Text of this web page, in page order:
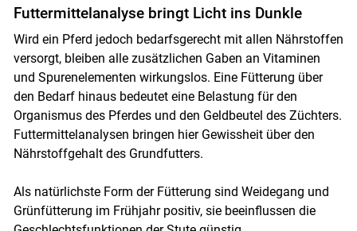
Futtermittelanalyse bringt Licht ins Dunkle
Wird ein Pferd jedoch bedarfsgerecht mit allen Nährstoffen
versorgt, bleiben alle zusätzlichen Gaben an Vitaminen
und Spurenelementen wirkungslos. Eine Fütterung über
den Bedarf hinaus bedeutet eine Belastung für den
Organismus des Pferdes und den Geldbeutel des Züchters.
Futtermittelanalysen bringen hier Gewissheit über den
Nährstoffgehalt des Grundfutters.
Als natürlichste Form der Fütterung sind Weidegang und
Grünfütterung im Frühjahr positiv, sie beeinflussen die